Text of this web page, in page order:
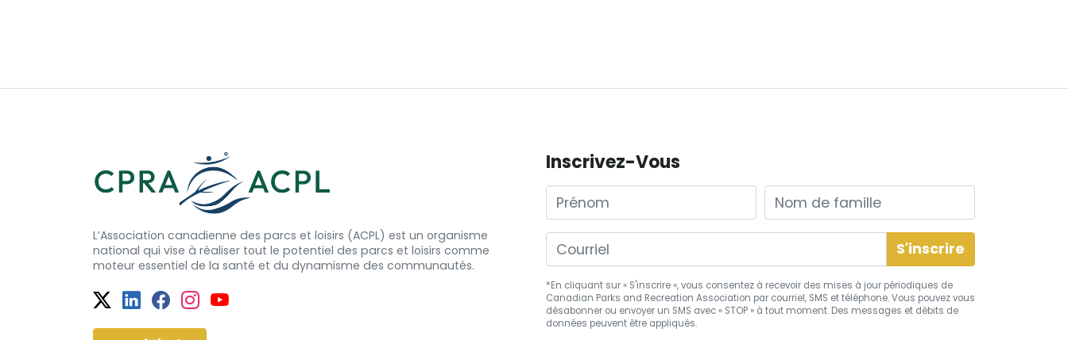
L’Association canadienne des parcs et loisirs (ACPL) est un organisme
national qui vise à réaliser tout le potentiel des parcs et loisirs comme
moteur essentiel de la santé et du dynamisme des communautés.
Twitter
Facebook
Facebook
Instagram
YouTube
Inscrivez-Vous
Prénom Nom de famille
*En cliquant sur « S'inscrire », vous consentez à recevoir des mises à jour périodiques de
Canadian Parks and Recreation Association par courriel, SMS et téléphone. Vous pouvez vous
désabonner ou envoyer un SMS avec « STOP » à tout moment. Des messages et débits de
données peuvent être appliqués.